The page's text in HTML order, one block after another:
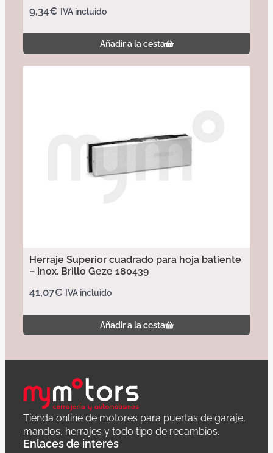
9,34€ IVA incluido
Añadir a la cesta
Herraje Superior cuadrado para hoja batiente
– Inox. Brillo Geze 180439
41,07€ IVA incluido
Añadir a la cesta
Tienda online de motores para puertas de garaje,
mandos, herrajes y todo tipo de recambios.
Enlaces de interés